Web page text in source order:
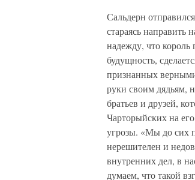
Сальдерн
стараясь направить
надежду, что
будущность,
признанных
руки своим дядьям,
братьев и друзей,
Чарторыйских на
угрозы. «Мы до сих
нерешителен и
внутренних дел, в
думаем, что такой